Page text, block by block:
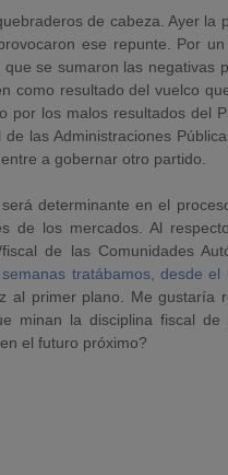
de cabeza. Ayer la
ese repunte. Por
se sumaron las negativas
como resultado del vuelco
los malos resultados del
las Administraciones
a gobernar otro partido.
determinante en el
de los mercados. Al
de las Comunidades
tratábamos, desde
al primer plano. Me gustaría
minan la disciplina fiscal
el futuro próximo?